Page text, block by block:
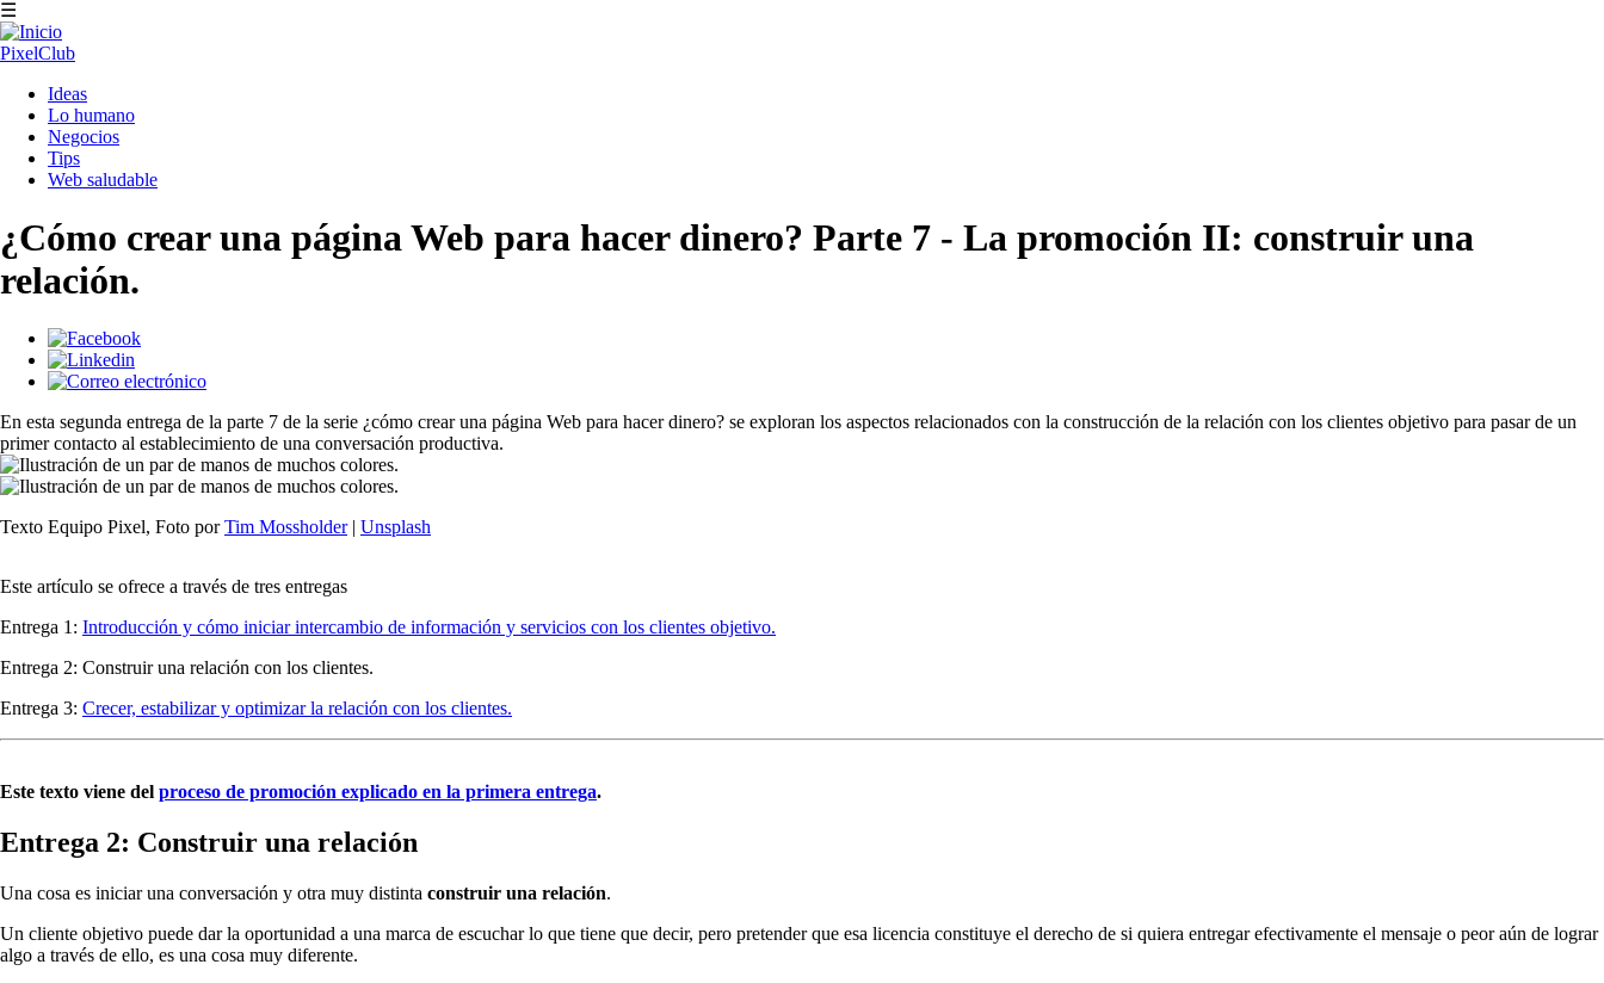
Pasar
al
contenido
☰
PixelClub
Navegación
principal
Ideas
Lo humano
Negocios
Tips
Web saludable
¿Cómo crear una página Web para hacer dinero? Parte 7 - La promoción II: construir una
relación.
En esta segunda entrega de la parte 7 de la serie ¿cómo crear una página Web para hacer dinero? se exploran los aspectos relacionados con la construcción de la relación con los clientes objetivo para pasar de un
primer contacto al establecimiento de una conversación productiva.
Texto Equipo Pixel, Foto porTim Mossholder| Unsplash
Este artículo se ofrece a través de tres entregas
Entrega 1: Introducción y cómo iniciar intercambio de información y servicios con los clientes objetivo.
Entrega 2: Construir una relación con los clientes.
Entrega 3: Crecer, estabilizar y optimizar la relación con los clientes.
Este texto viene del proceso de promoción explicado en la primera entrega.
Entrega 2: Construir una relación
Una cosa es iniciar una conversación y otra muy distinta construir una relación.
Un cliente objetivo puede dar la oportunidad a una marca de escuchar lo que tiene que decir, pero pretender que esa licencia constituye el derecho de si quiera entregar efectivamente el mensaje o peor aún de lograr
algo a través de ello, es una cosa muy diferente.